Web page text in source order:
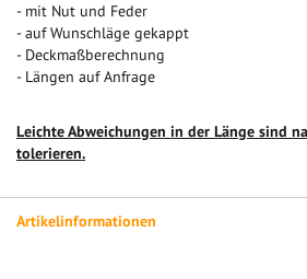
- mit Nut und Feder
- auf Wunschläge gekappt
- Deckmaßberechnung
- Längen auf Anfrage
Leichte Abweichungen in der Länge sind
tolerieren.
Artikelinformationen